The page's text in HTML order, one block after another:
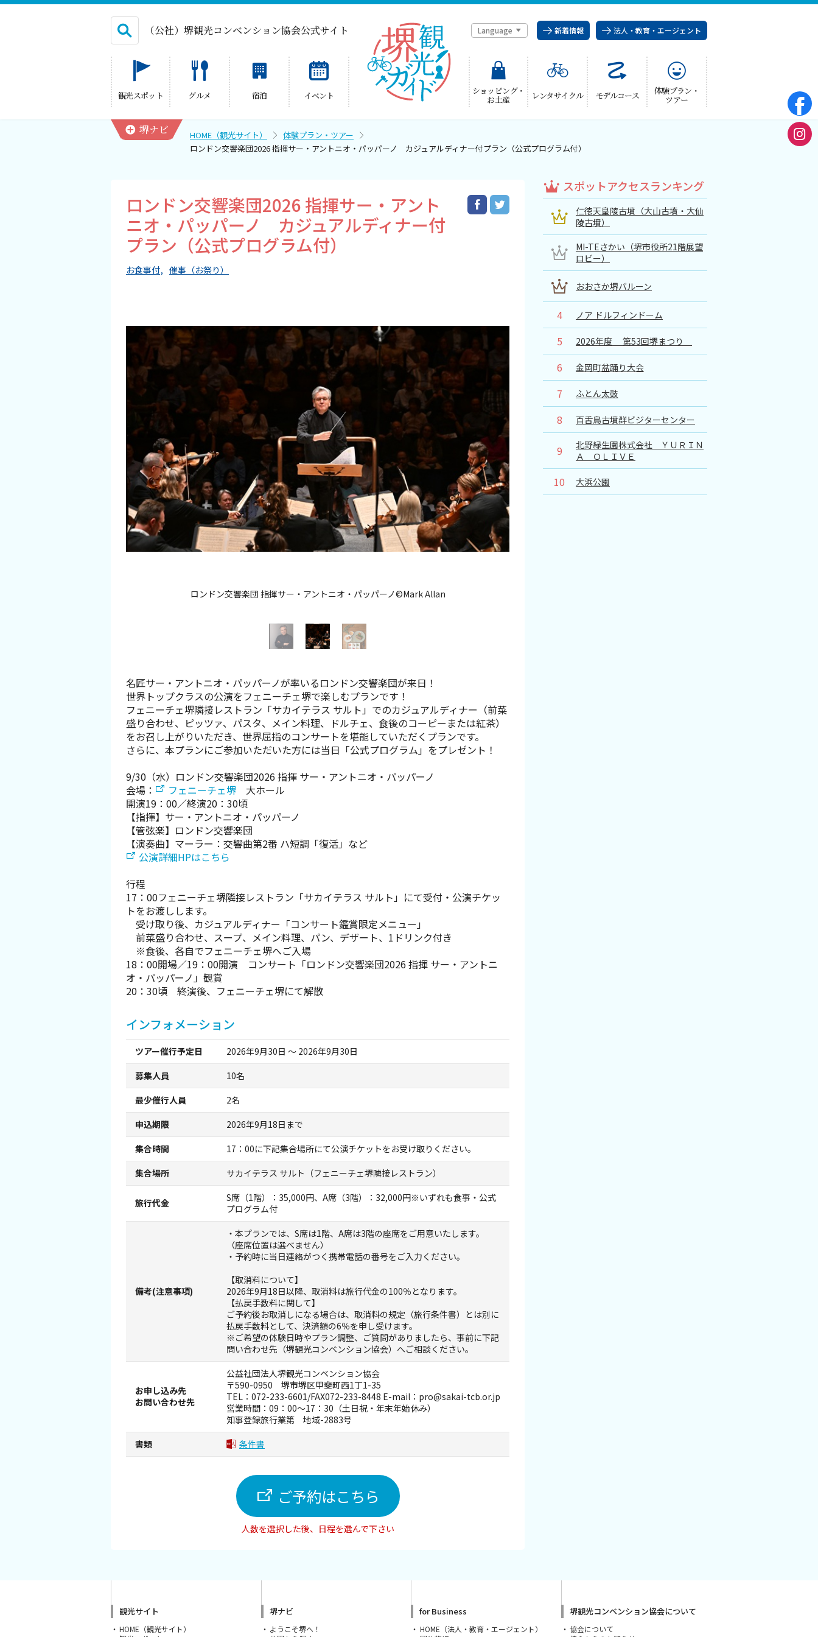
（公社）堺観光コンベンション協会公式サイト Language 新着情報 法人・教育・エージェント
観光スポット グルメ 宿泊 イベント ショッピング・
お土産 レンタサイクル モデルコース 体験プラン・
ツアー
简体中文
堺観光コンベンション協会について
旅行業約款及びご旅行条件書について
for Business
堺ナビ HOME（観光サイト）
体験プラン・ツアー
ロンドン交響楽団2026 指揮サー・アントニオ・パッパーノ カジュアルディナー付プラン（公式プログラム付）
ロンドン交響楽団2026 指揮サー・アント
ニオ・パッパーノ カジュアルディナー付
プラン（公式プログラム付）
お食事付 催事（お祭り）
名匠サー・アントニオ・パッパーノが率いるロンドン交響楽団が来日©Frances Marshall
ロンドン交響楽団 指揮サー・アントニオ・パッパーノ©Mark Allan
劇場隣接レストラン「SALTO」でのカジュアルディナー（イメージ※詳細は下記内容にてご確認くだ
名匠サー・アントニオ・パッパーノが率いるロンドン交響楽団が来日！
世界トップクラスの公演をフェニーチェ堺で楽しむプランです！
フェニーチェ堺隣接レストラン「サカイテラス サルト」でのカジュアルディナー（前菜
盛り合わせ、ピッツァ、パスタ、メイン料理、ドルチェ、食後のコーピーまたは紅茶）
をお召し上がりいただき、世界屈指のコンサートを堪能していただくプランです。
さらに、本プランにご参加いただいた方には当日「公式プログラム」をプレゼント！
9/30（水）ロンドン交響楽団2026 指揮 サー・アントニオ・パッパーノ
会場：
フェニーチェ堺 大ホール
開演19：00／終演20：30頃
【指揮】サー・アントニオ・パッパーノ
【管弦楽】ロンドン交響楽団
【演奏曲】マーラー：交響曲第2番 ハ短調「復活」など
公演詳細HPはこちら
行程
17：00フェニーチェ堺隣接レストラン「サカイテラス サルト」にて受付・公演チケッ
トをお渡しします。
受け取り後、カジュアルディナー「コンサート鑑賞限定メニュー」
前菜盛り合わせ、スープ、メイン料理、パン、デザート、1ドリンク付き
※食後、各自でフェニーチェ堺へご入場
18：00開場／19：00開演 コンサート「ロンドン交響楽団2026 指揮 サー・アントニ
オ・パッパーノ」観賞
20：30頃 終演後、フェニーチェ堺にて解散
インフォメーション
ツアー催行予定日
2026年9月30日 〜 2026年9月30日
募集人員
10名
最少催行人員
2名
申込期限
2026年9月18日まで
集合時間
17：00に下記集合場所にて公演チケットをお受け取りください。
集合場所
サカイテラス サルト（フェニーチェ堺隣接レストラン）
旅行代金
S席（1階）：35,000円、A席（3階）：32,000円※いずれも食事・公式
プログラム付
備考(注意事項)
・本プランでは、S席は1階、A席は3階の座席をご用意いたします。
（座席位置は選べません）
・予約時に当日連絡がつく携帯電話の番号をご入力ください。
【取消料について】
2026年9月18日以降、取消料は旅行代金の100％となります。
【払戻手数料に関して】
ご予約後お取消しになる場合は、取消料の規定（旅行条件書）とは別に
払戻手数料として、決済額の6％を申し受けます。
※ご希望の体験日時やプラン調整、ご質問がありましたら、事前に下記
問い合わせ先（堺観光コンベンション協会）へご相談ください。
お申し込み先
お問い合わせ先
公益社団法人堺観光コンベンション協会
〒590-0950 堺市堺区甲斐町西1丁1-35
TEL：072-233-6601/FAX072-233-8448 E-mail：pro@sakai-tcb.or.jp
営業時間：09：00～17：30（土日祝・年末年始休み）
知事登録旅行業第 地域-2883号
書類
条件書
ご予約はこちら
人数を選択した後、日程を選んで下さい
スポットアクセスランキング
仁徳天皇陵古墳（大山古墳・大仙
陵古墳）
MI-TEさかい（堺市役所21階展望
ロビー）
おおさか堺バルーン
4 ノア ドルフィンドーム
5 2026年度 第53回堺まつり
6 金岡町盆踊り大会
7 ふとん太鼓
8 百舌鳥古墳群ビジターセンター
9
北野緑生園株式会社 ＹＵＲＩＮ
Ａ ＯＬＩＶＥ
10 大浜公園
観光サイト
HOME（観光サイト）
堺ナビ
ようこそ堺へ！
for Business
HOME（法人・教育・エージェント）
堺観光コンベンション協会について
協会について